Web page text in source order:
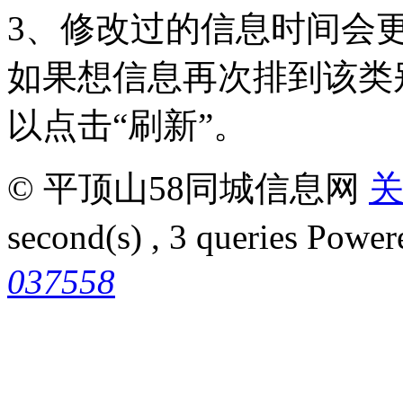
3、修改过的信息时间会
如果想信息再次排到该
以点击“刷新”。
© 平顶山58同城信息网
second(s) , 3 queries
037558